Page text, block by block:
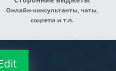
Онлайн-консультанты, чаты,
соцсети и т.п.